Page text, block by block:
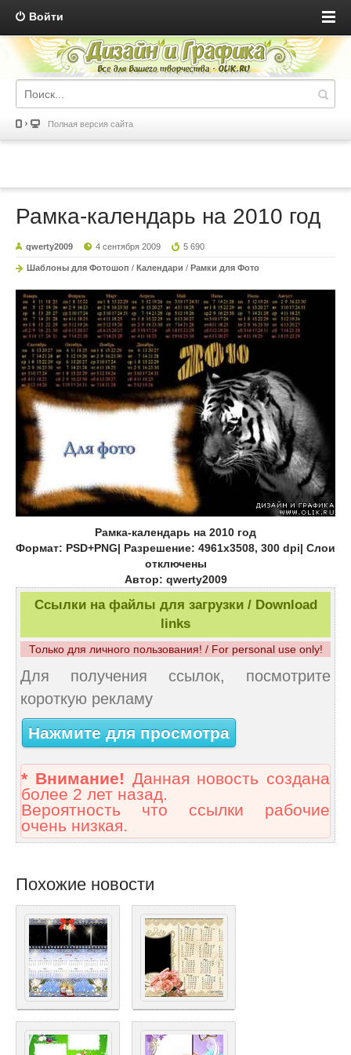
Войти
Полная версия сайта
Рамка-календарь на 2010 год
qwerty2009 4 сентября 2009 5 690
Шаблоны для Фотошоп / Календари / Рамки для Фото
Рамка-календарь на 2010 год
Формат: PSD+PNG| Разрешение: 4961х3508, 300 dpi| Слои
отключены
Автор: qwerty2009
Ссылки на файлы для загрузки / Download
links
Только для личного пользования! / For personal use only!
Для получения ссылок, посмотрите
короткую рекламу
Нажмите для просмотра
* Внимание! Данная новость создана
более 2 лет назад.
Вероятность что ссылки рабочие
очень низкая.
Похожие новости